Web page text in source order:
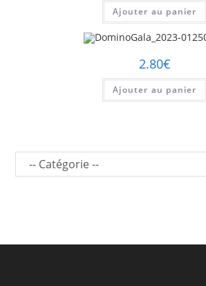
Ajouter au panier
2.80€
Ajouter au panier